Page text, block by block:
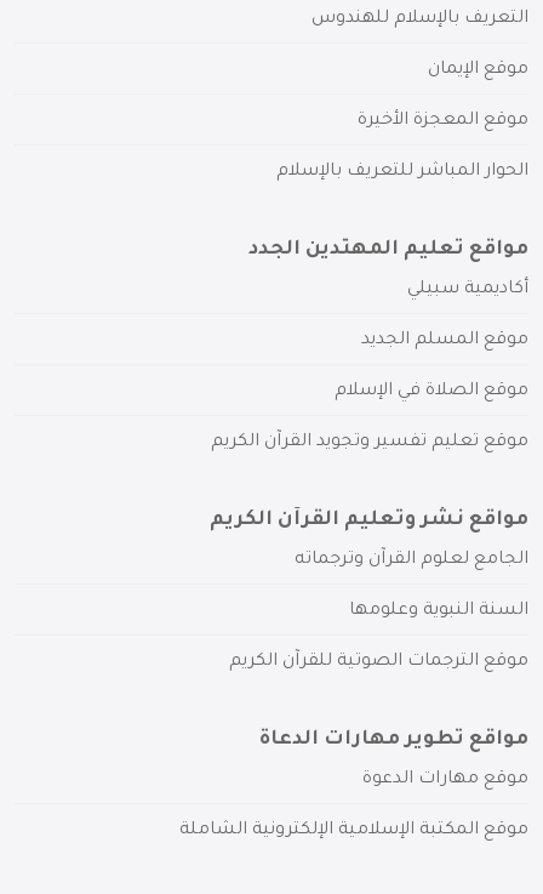
التعريف بالإسلام للهندوس
موقع الإيمان
موقع المعجزة الأخيرة
الحوار المباشر للتعريف بالإسلام
مواقع تعليم المهتدين الجدد
أكاديمية سبيلي
موقع المسلم الجديد
موقع الصلاة في الإسلام
موقع تعليم تفسير وتجويد القرآن الكريم
مواقع نشر وتعليم القرآن الكريم
الجامع لعلوم القرآن وترجماته
السنة النبوية وعلومها
موقع الترجمات الصوتية للقرآن الكريم
مواقع تطوير مهارات الدعاة
موقع مهارات الدعوة
موقع المكتبة الإسلامية الإلكترونية الشاملة